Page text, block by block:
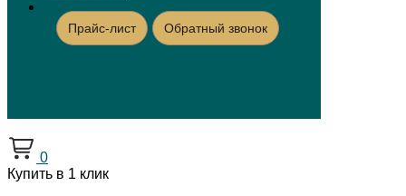
Прайс-лист Обратный звонок
0
Купить в 1 клик